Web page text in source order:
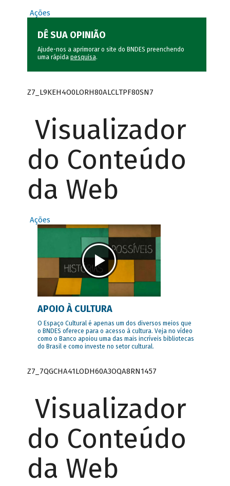
Ações
DÊ SUA OPINIÃO
Ajude-nos a aprimorar o site do BNDES preenchendo
uma rápida pesquisa.
Z7_L9KEH4O0LORH80ALCLTPF80SN7
Visualizador
do Conteúdo
da Web
Ações
APOIO À CULTURA
O Espaço Cultural é apenas um dos diversos meios que
o BNDES oferece para o acesso à cultura. Veja no vídeo
como o Banco apoiou uma das mais incríveis bibliotecas
do Brasil e como investe no setor cultural.
Z7_7QGCHA41LODH60A3OQA8RN1457
Visualizador
do Conteúdo
da Web